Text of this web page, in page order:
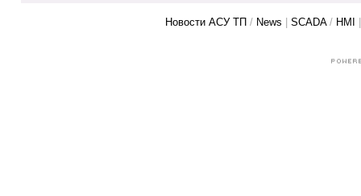
Новости АСУ ТП / News SCADA/ HMI